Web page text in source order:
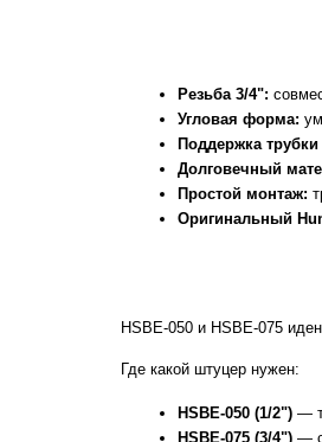
Резьба 3/4":
Угловая форма:
Поддержка
Долговечный
Простой монтаж:
Оригинальный
HSBE-050 и HSBE-075
Где какой штуцер нужен:
HSBE-050 (1/2") —
HSBE-075 (3/4") —